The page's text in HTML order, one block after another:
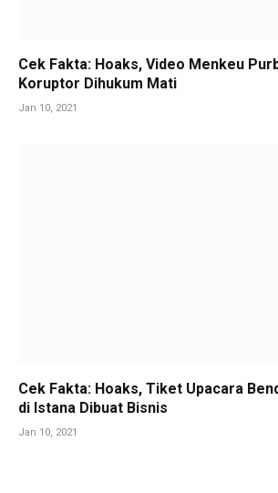
Cek Fakta: Hoaks, Video Menkeu
Koruptor Dihukum Mati
Jan 10, 2021
Cek Fakta: Hoaks, Tiket Upacara
di Istana Dibuat Bisnis
Jan 10, 2021